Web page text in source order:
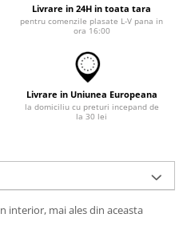
Livrare in 24H in toata tara
pentru comenzile plasate L-V pana in
ora 16:00
Livrare in Uniunea Europeana
la domiciliu cu preturi incepand de
la 30 lei
interior, mai ales din aceasta